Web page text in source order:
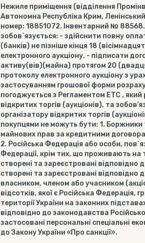
Нежиле приміщення (відділення
Автономна Республіка Крим,
номер: 18851072. Інвентарний № 88568.
зобов`язується: - здійснити повну
(банків) не пізніше кінця 18
електронного аукціону. - підписати
активу(вів)(майна) протягом 20
протоколу електронного аукціону з
застосуванням грошової форми
погоджується з Регламентом ЕТС ,
відкритих торгів (аукціонів), та
організатору відкритих торгів
покупцями не можуть бути: 1.
майнових прав за кредитними
2. Російська Федерація або особи,
Федерації, крім тих, що проживають на
створені та зареєстровані відповідно
створені та зареєстровані відповідно
власником, членом або учасником
відсотків, якої є Російська Федерація,
території України на законних
відповідно до законодавства
застосовані персональні спеціальні
до Закону України «Про санкції».